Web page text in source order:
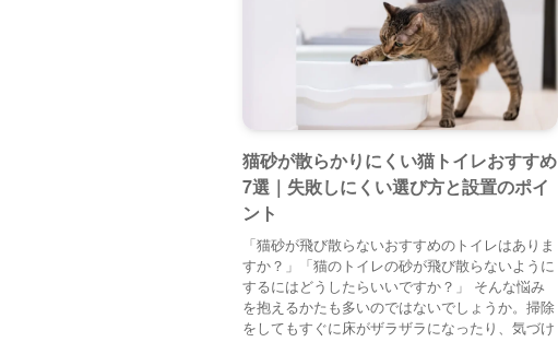
猫砂が散らかりにくい猫トイレおすすめ
7選｜失敗しにくい選び方と設置のポイ
ント
「猫砂が飛び散らないおすすめのトイレはありま
すか？」「猫のトイレの砂が飛び散らないように
するにはどうしたらいいですか？」 そんな悩み
を抱えるかたも多いのではないでしょうか。掃除
をしてもすぐに床がザラザラになったり、気づけ